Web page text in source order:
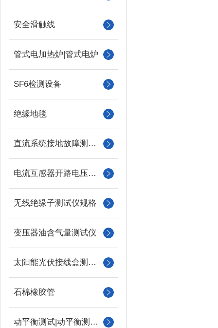
安全滑触线
管式电加热炉|管式电炉
SF6检测设备
绝缘地毯
直流系统接地故障测试仪
电流互感器开路电压测试仪
无线绝缘子测试仪规格
变压器油含气量测试仪
太阳能光伏接线盒测试仪
石棉橡胶管
动平衡测试|动平衡测量仪